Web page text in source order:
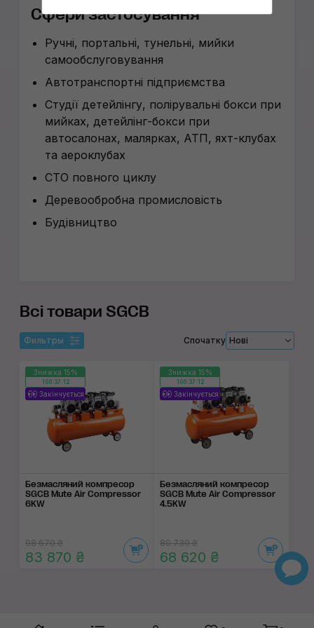
Сфери застосування
Ручні, портальні, тунельні, мийки
самообслуговування
Автотранспортні підприємства
Студії детейлінгу, полірувальні бокси при
мийках, детейлінг-бокси при
автосалонах, малярках, АТП, яхт-клубах
та аероклубах
СТО повного циклу
Деревообробна промисловість
Будівництво
Всі товари SGCB
Фильтры Спочатку Нові
Знижка 15%
160:37:11
Закінчується
Безмасляний компресор
SGCB Mute Air Compressor
6KW
98 670 ₴
83 870 ₴
Знижка 15%
160:37:11
Закінчується
Безмасляний компресор
SGCB Mute Air Compressor
4.5KW
80 730 ₴
68 620 ₴